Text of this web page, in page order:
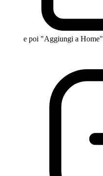
e poi "Aggiungi a Home"